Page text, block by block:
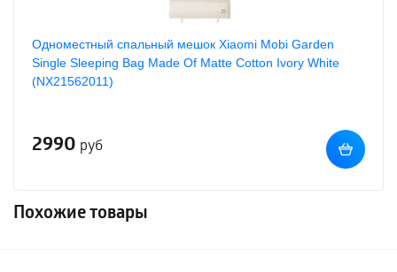
Одноместный cпальный мешок Xiaomi Mobi Garden
Single Sleeping Bag Made Of Matte Cotton Ivory White
(NX21562011)
2990 руб
Похожие товары